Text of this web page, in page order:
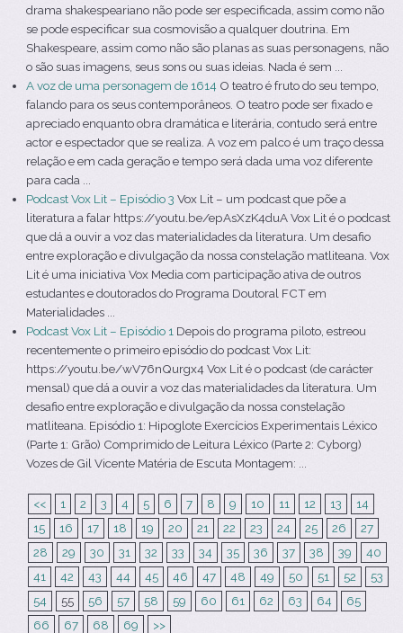
drama shakespeariano não pode ser especificada, assim como não
se pode especificar sua cosmovisão a qualquer doutrina. Em
Shakespeare, assim como não são planas as suas personagens, não
o são suas imagens, seus sons ou suas ideias. Nada é sem ...
A voz de uma personagem de 1614 O teatro é fruto do seu tempo,
falando para os seus contemporâneos. O teatro pode ser fixado e
apreciado enquanto obra dramática e literária, contudo será entre
actor e espectador que se realiza. A voz em palco é um traço dessa
relação e em cada geração e tempo será dada uma voz diferente
para cada ...
Podcast Vox Lit – Episódio 3 Vox Lit – um podcast que põe a
literatura a falar https://youtu.be/epAsXzK4duA Vox Lit é o podcast
que dá a ouvir a voz das materialidades da literatura. Um desafio
entre exploração e divulgação da nossa constelação matliteana. Vox
Lit é uma iniciativa Vox Media com participação ativa de outros
estudantes e doutorados do Programa Doutoral FCT em
Materialidades ...
Podcast Vox Lit – Episódio 1 Depois do programa piloto, estreou
recentemente o primeiro episódio do podcast Vox Lit:
https://youtu.be/wV76nQurgx4 Vox Lit é o podcast (de carácter
mensal) que dá a ouvir a voz das materialidades da literatura. Um
desafio entre exploração e divulgação da nossa constelação
matliteana. Episódio 1: Hipoglote Exercícios Experimentais Léxico
(Parte 1: Grão) Comprimido de Leitura Léxico (Parte 2: Cyborg)
Vozes de Gil Vicente Matéria de Escuta Montagem: ...
<< 1 2 3 4 5 6 7 8 9 10 11 12 13
14
15
16 17 18 19 20 21 22 23 24 25 26
27
28
29 30 31 32 33 34 35 36 37 38 39
40
41
42 43 44 45 46 47 48 49 50 51 52
53
54
55 56 57 58 59 60 61 62 63 64
65
66
67 68 69 >>